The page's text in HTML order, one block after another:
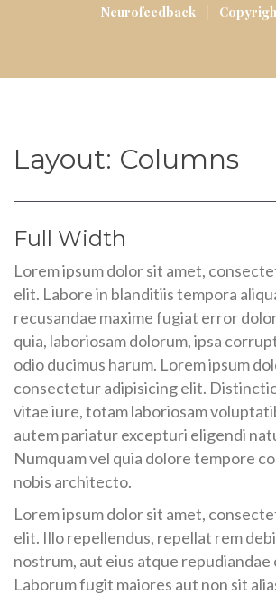
Neurofeedback
|
Layout: Columns
Full Width
Lorem ipsum dolor sit amet,
elit. Labore in blanditiis tempora
recusandae maxime fugiat error
quia, laboriosam dolorum, ipsa
odio ducimus harum. Lorem ipsum
consectetur adipisicing elit.
vitae iure, totam laboriosam
autem pariatur excepturi eligendi
Numquam vel quia dolore tempore
nobis architecto.
Lorem ipsum dolor sit amet,
elit. Illo repellendus, repellat rem
nostrum, aut eius atque repudiandae
Laborum fugit maiores aut non sit